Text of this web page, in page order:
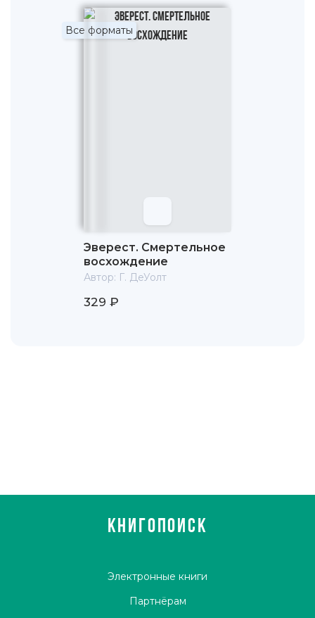
Все форматы
Эверест. Смертельное
восхождение
Автор: Г. ДеУолт
329 ₽
КНИГОПОИСК
Электронные книги
Партнёрам